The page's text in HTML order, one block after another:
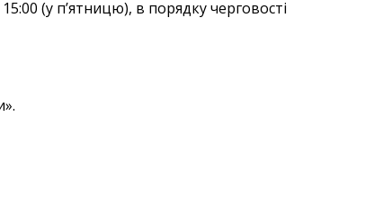
(у п’ятницю), в порядку черговості